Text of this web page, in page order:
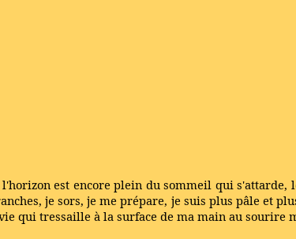
est encore plein du sommeil qui s'attarde,
je sors, je me prépare, je suis plus pâle et
qui tressaille à la surface de ma main au